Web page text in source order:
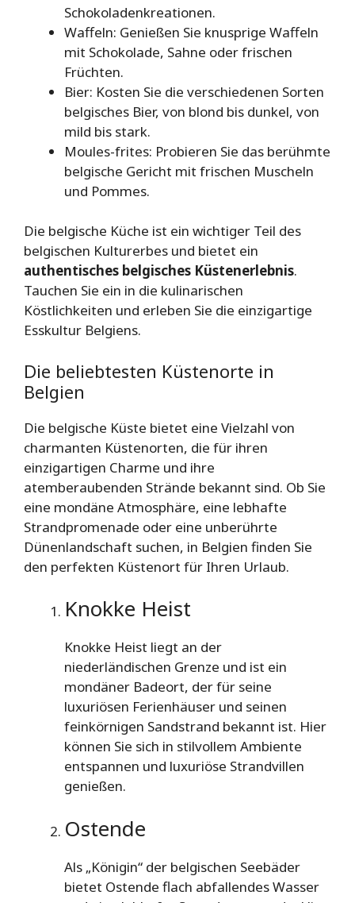
Schokoladenkreationen.
Waffeln: Genießen Sie knusprige Waffeln
mit Schokolade, Sahne oder frischen
Früchten.
Bier: Kosten Sie die verschiedenen Sorten
belgisches Bier, von blond bis dunkel, von
mild bis stark.
Moules-frites: Probieren Sie das berühmte
belgische Gericht mit frischen Muscheln
und Pommes.
Die belgische Küche ist ein wichtiger Teil des
belgischen Kulturerbes und bietet ein
authentisches belgisches Küstenerlebnis.
Tauchen Sie ein in die kulinarischen
Köstlichkeiten und erleben Sie die einzigartige
Esskultur Belgiens.
Die beliebtesten Küstenorte in
Belgien
Die belgische Küste bietet eine Vielzahl von
charmanten Küstenorten, die für ihren
einzigartigen Charme und ihre
atemberaubenden Strände bekannt sind. Ob Sie
eine mondäne Atmosphäre, eine lebhafte
Strandpromenade oder eine unberührte
Dünenlandschaft suchen, in Belgien finden Sie
den perfekten Küstenort für Ihren Urlaub.
Knokke Heist
Knokke Heist liegt an der
niederländischen Grenze und ist ein
mondäner Badeort, der für seine
luxuriösen Ferienhäuser und seinen
feinkörnigen Sandstrand bekannt ist. Hier
können Sie sich in stilvollem Ambiente
entspannen und luxuriöse Strandvillen
genießen.
Ostende
Als „Königin“ der belgischen Seebäder
bietet Ostende flach abfallendes Wasser